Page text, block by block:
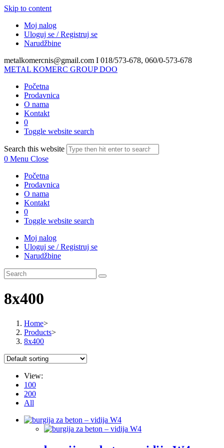
Skip to content
Moj nalog
Uloguj se / Registruj se
Narudžbine
metalkomercnis@gmail.com I 018/573-678, 060/0-573-678
METAL KOMERC GROUP DOO
Početna
Prodavnica
O nama
Kontakt
0
Toggle website search
Search this website
0 Menu Close
Početna
Prodavnica
O nama
Kontakt
0
Toggle website search
Moj nalog
Uloguj se / Registruj se
Narudžbine
8x400
Home>
Products>
8x400
View:
100
200
All